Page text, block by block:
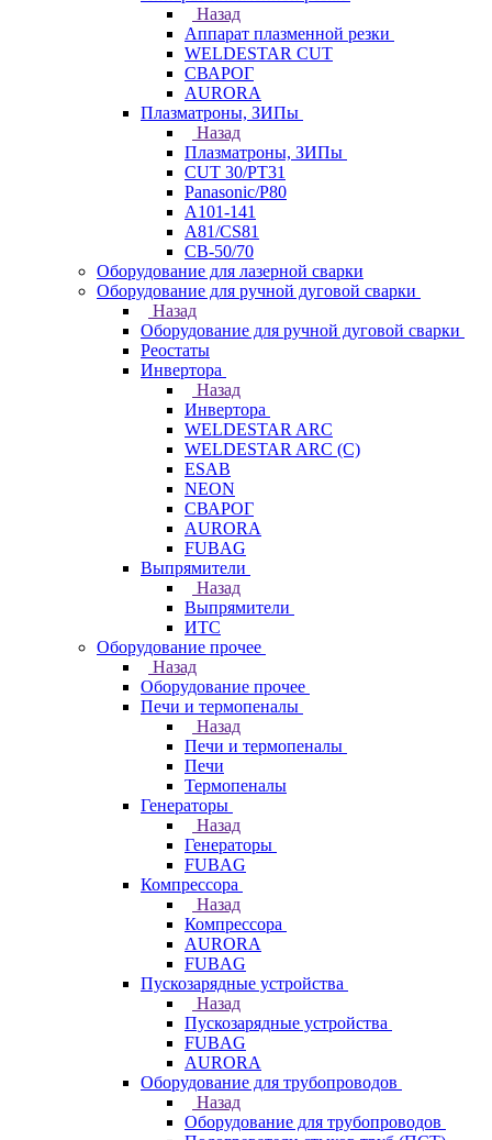
Назад
Аппарат плазменной резки
WELDESTAR CUT
СВАРОГ
AURORA
Плазматроны, ЗИПы
Назад
Плазматроны, ЗИПы
CUT 30/PT31
Panasonic/P80
А101-141
А81/CS81
СВ-50/70
Оборудование для лазерной сварки
Оборудование для ручной дуговой сварки
Назад
Оборудование для ручной дуговой сварки
Реостаты
Инвертора
Назад
Инвертора
WELDESTAR ARC
WELDESTAR ARC (С)
ESAB
NEON
СВАРОГ
AURORA
FUBAG
Выпрямители
Назад
Выпрямители
ИТС
Оборудование прочее
Назад
Оборудование прочее
Печи и термопеналы
Назад
Печи и термопеналы
Печи
Термопеналы
Генераторы
Назад
Генераторы
FUBAG
Компрессора
Назад
Компрессора
AURORA
FUBAG
Пускозарядные устройства
Назад
Пускозарядные устройства
FUBAG
AURORA
Оборудование для трубопроводов
Назад
Оборудование для трубопроводов